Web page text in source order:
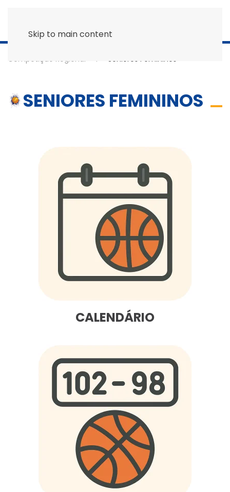
Skip to main content
Competição Regional Seniores Femininos
SENIORES FEMININOS
CALENDÁRIO